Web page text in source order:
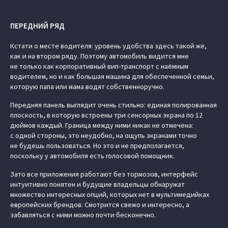
ПЕРЕДНИЙ РЯД
Кстати о месте водителя: уровень удобства здесь такой же,
как и на втором ряду. Поэтому автомобиль видится мне
не только как корпоративный вип-транспорт с наёмным
водителем, но и как большая машина для обеспеченной семьи,
которую папа или мама водят собственноручно.
Передняя панель выглядит очень стильно: единая полированная
плоскость, в которую встроены три сенсорных экрана по 12
дюймов каждый. Граница между ними никак не отмечена:
с одной стороны, это неудобно, на ощупь экранами точно
не будешь пользоваться. Но это и не предполагается,
поскольку у автомобиля есть голосовой помощник.
Зато все приложения работают без тормозов, интерфейс
интуитивно понятен и будущие владельцы обнаружат
множество интересных опций, которых нет в мультимедийках
европейских брендов. Смотрится свежо и интересно, а
забавляться с ними можно почти бесконечно.